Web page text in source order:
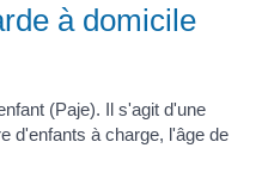
à domicile
(Paje). Il s'agit d'une
d'enfants à charge, l'âge de